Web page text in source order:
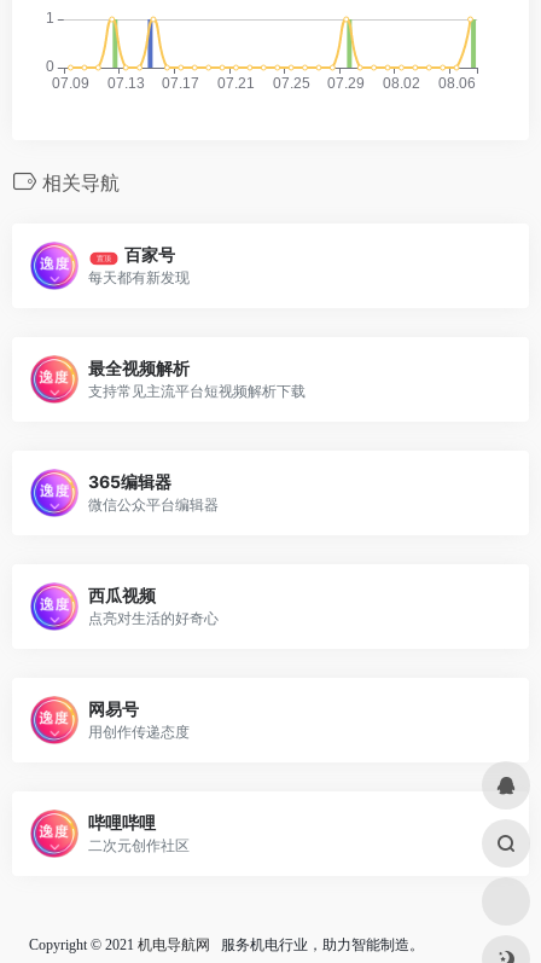
相关导航
置顶 百家号
每天都有新发现
最全视频解析
支持常见主流平台短视频解析下载
365编辑器
微信公众平台编辑器
西瓜视频
点亮对生活的好奇心
网易号
用创作传递态度
哔哩哔哩
二次元创作社区
Copyright © 2021 机电导航网 服务机电行业，助力智能制造。